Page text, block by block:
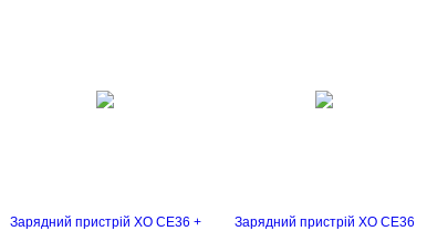
Зарядний пристрій XO CE36 +
Зарядний пристрій XO CE36